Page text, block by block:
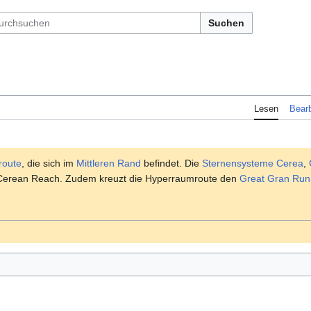
Suchen
Lesen
, die sich im Mittleren Rand befindet. Die Sternensysteme Cerea
Reach. Zudem kreuzt die Hyperraumroute den Great Gran Run